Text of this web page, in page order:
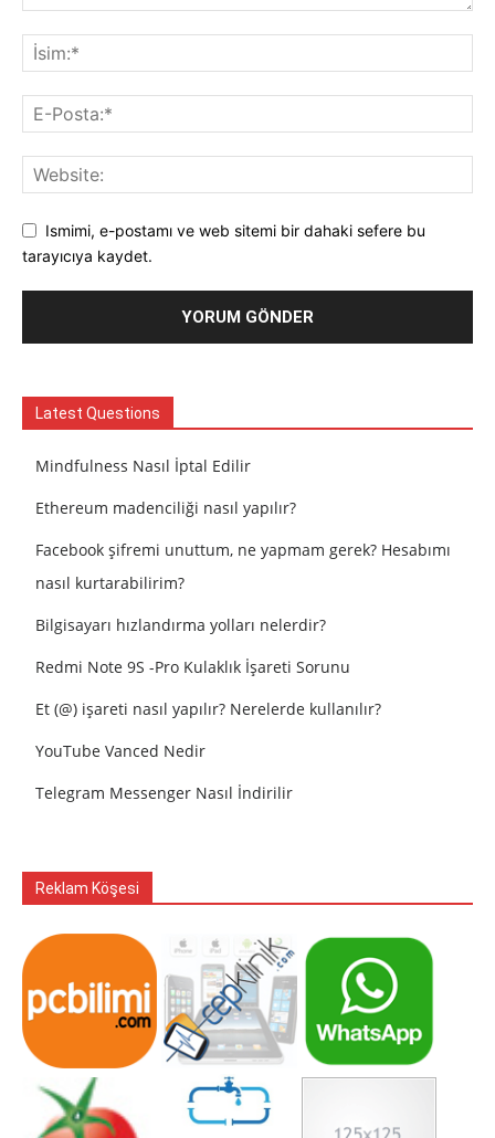
Ismimi, e-postamı ve web sitemi bir dahaki sefere bu
tarayıcıya kaydet.
Latest Questions
Mindfulness Nasıl İptal Edilir
Ethereum madenciliği nasıl yapılır?
Facebook şifremi unuttum, ne yapmam gerek? Hesabımı
nasıl kurtarabilirim?
Bilgisayarı hızlandırma yolları nelerdir?
Redmi Note 9S -Pro Kulaklık İşareti Sorunu
Et (@) işareti nasıl yapılır? Nerelerde kullanılır?
YouTube Vanced Nedir
Telegram Messenger Nasıl İndirilir
Reklam Köşesi